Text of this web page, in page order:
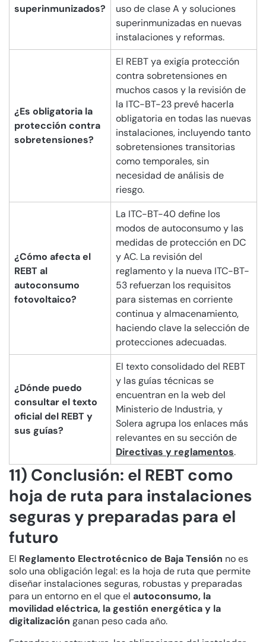
superinmunizados?
uso de clase A y soluciones
superinmunizadas en nuevas
instalaciones y reformas.
¿Es obligatoria la
protección contra
sobretensiones?
El REBT ya exigía protección
contra sobretensiones en
muchos casos y la revisión de
la ITC-BT-23 prevé hacerla
obligatoria en todas las nuevas
instalaciones, incluyendo tanto
sobretensiones transitorias
como temporales, sin
necesidad de análisis de
riesgo.
¿Cómo afecta el
REBT al
autoconsumo
fotovoltaico?
La ITC-BT-40 define los
modos de autoconsumo y las
medidas de protección en DC
y AC. La revisión del
reglamento y la nueva ITC-BT-
53 refuerzan los requisitos
para sistemas en corriente
continua y almacenamiento,
haciendo clave la selección de
protecciones adecuadas.
¿Dónde puedo
consultar el texto
oficial del REBT y
sus guías?
El texto consolidado del REBT
y las guías técnicas se
encuentran en la web del
Ministerio de Industria, y
Solera agrupa los enlaces más
relevantes en su sección de
Directivas y reglamentos.
11) Conclusión: el REBT como
hoja de ruta para instalaciones
seguras y preparadas para el
futuro
El Reglamento Electrotécnico de Baja Tensión no es
solo una obligación legal: es la hoja de ruta que permite
diseñar instalaciones seguras, robustas y preparadas
para un entorno en el que el autoconsumo, la
movilidad eléctrica, la gestión energética y la
digitalización ganan peso cada año.